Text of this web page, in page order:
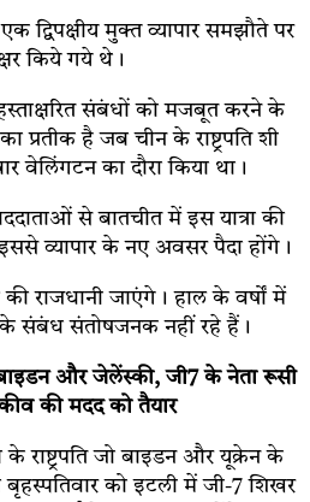
द्विपक्षीय मुक्त व्यापार समझौते पर
किये गये थे।
संबंधों को मजबूत करने के
प्रतीक है जब चीन के राष्ट्रपति शी
वेलिंगटन का दौरा किया था।
से बातचीत में इस यात्रा की
व्यापार के नए अवसर पैदा होंगे।
की राजधानी जाएंगे। हाल के वर्षों में
के संबंध संतोषजनक नहीं रहे हैं।
और जेलेंस्की, जी7 के नेता रूसी
की मदद को तैयार
के राष्ट्रपति जो बाइडन और यूक्रेन के
बृहस्पतिवार को इटली में जी-7 शिखर